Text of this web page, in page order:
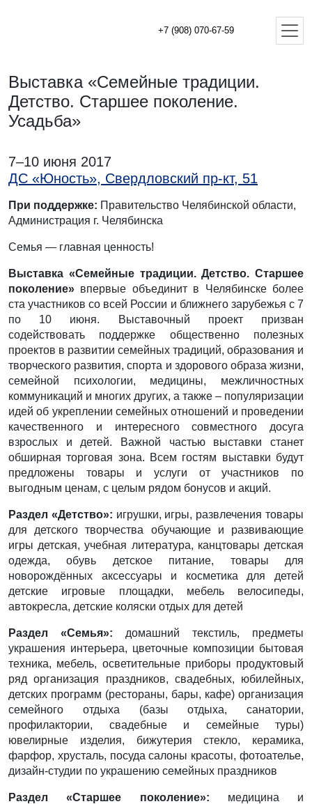
+7 (908) 070-67-59
Выставка «Семейные традиции.
Детство. Старшее поколение.
Усадьба»
7–10 июня 2017
ДС «Юность», Свердловский пр-кт, 51
При поддержке: Правительство Челябинской области,
Администрация г. Челябинска
Семья — главная ценность!
Выставка «Семейные традиции. Детство. Старшее
поколение» впервые объединит в Челябинске более
ста участников со всей России и ближнего зарубежья с 7
по 10 июня. Выставочный проект призван
содействовать поддержке общественно полезных
проектов в развитии семейных традиций, образования и
творческого развития, спорта и здорового образа жизни,
семейной психологии, медицины, межличностных
коммуникаций и многих других, а также – популяризации
идей об укреплении семейных отношений и проведении
качественного и интересного совместного досуга
взрослых и детей. Важной частью выставки станет
обширная торговая зона. Всем гостям выставки будут
предложены товары и услуги от участников по
выгодным ценам, с целым рядом бонусов и акций.
Раздел «Детство»: игрушки, игры, развлечения товары
для детского творчества обучающие и развивающие
игры детская, учебная литература, канцтовары детская
одежда, обувь детское питание, товары для
новорождённых аксессуары и косметика для детей
детские игровые площадки, мебель велосипеды,
автокресла, детские коляски отдых для детей
Раздел «Семья»: домашний текстиль, предметы
украшения интерьера, цветочные композиции бытовая
техника, мебель, осветительные приборы продуктовый
ряд организация праздников, свадебных, юбилейных,
детских программ (рестораны, бары, кафе) организация
семейного отдыха (базы отдыха, санатории,
профилактории, свадебные и семейные туры)
ювелирные изделия, бижутерия стекло, керамика,
фарфор, хрусталь, посуда салоны красоты, фотоателье,
дизайн-студии по украшению семейных праздников
Раздел «Старшее поколение»: медицина и